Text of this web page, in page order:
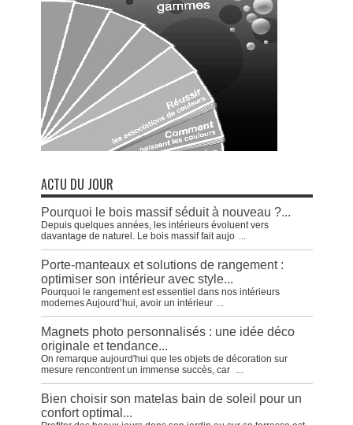
ACTU DU JOUR
Pourquoi le bois massif séduit à nouveau ?...
Depuis quelques années, les intérieurs évoluent vers
davantage de naturel. Le bois massif fait aujo ...
Porte-manteaux et solutions de rangement :
optimiser son intérieur avec style...
Pourquoi le rangement est essentiel dans nos intérieurs
modernes Aujourd’hui, avoir un intérieur ...
Magnets photo personnalisés : une idée déco
originale et tendance...
On remarque aujourd'hui que les objets de décoration sur
mesure rencontrent un immense succès, car
...
Bien choisir son matelas bain de soleil pour un
confort optimal...